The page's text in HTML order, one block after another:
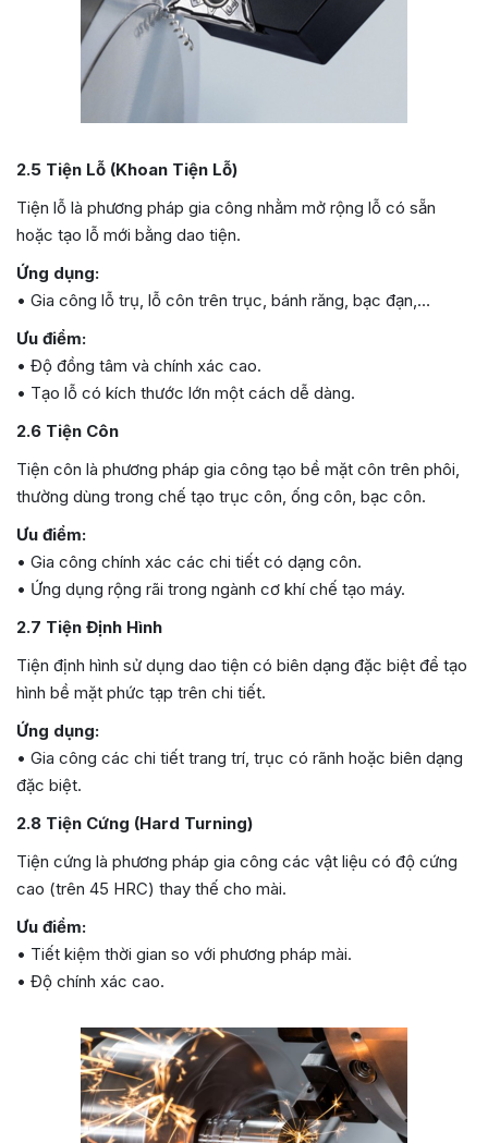
2.5 Tiện Lỗ (Khoan Tiện Lỗ)
Tiện lỗ là phương pháp gia công nhằm mở rộng lỗ có sẵn
hoặc tạo lỗ mới bằng dao tiện.
Ứng dụng:
• Gia công lỗ trụ, lỗ côn trên trục, bánh răng, bạc đạn,…
Ưu điểm:
• Độ đồng tâm và chính xác cao.
• Tạo lỗ có kích thước lớn một cách dễ dàng.
2.6 Tiện Côn
Tiện côn là phương pháp gia công tạo bề mặt côn trên phôi,
thường dùng trong chế tạo trục côn, ống côn, bạc côn.
Ưu điểm:
• Gia công chính xác các chi tiết có dạng côn.
• Ứng dụng rộng rãi trong ngành cơ khí chế tạo máy.
2.7 Tiện Định Hình
Tiện định hình sử dụng dao tiện có biên dạng đặc biệt để tạo
hình bề mặt phức tạp trên chi tiết.
Ứng dụng:
• Gia công các chi tiết trang trí, trục có rãnh hoặc biên dạng
đặc biệt.
2.8 Tiện Cứng (Hard Turning)
Tiện cứng là phương pháp gia công các vật liệu có độ cứng
cao (trên 45 HRC) thay thế cho mài.
Ưu điểm:
• Tiết kiệm thời gian so với phương pháp mài.
• Độ chính xác cao.